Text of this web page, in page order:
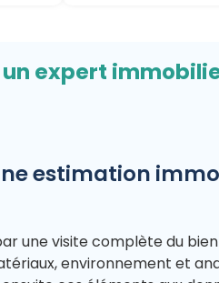
expert
estimation
une visite complète du
environnement et